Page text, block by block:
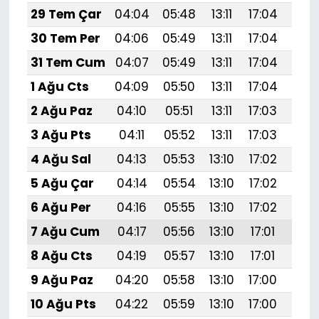
29 Tem Çar
04:04 05:48 13:11 17:04
30 Tem Per
04:06 05:49 13:11 17:04
31 Tem Cum
04:07 05:49 13:11 17:04
1 Ağu Cts
04:09 05:50 13:11 17:04
2 Ağu Paz
04:10 05:51 13:11 17:03
3 Ağu Pts
04:11 05:52 13:11 17:03
4 Ağu Sal
04:13 05:53 13:10 17:02
5 Ağu Çar
04:14 05:54 13:10 17:02
6 Ağu Per
04:16 05:55 13:10 17:02
7 Ağu Cum
04:17 05:56 13:10 17:01
8 Ağu Cts
04:19 05:57 13:10 17:01
9 Ağu Paz
04:20 05:58 13:10 17:00
10 Ağu Pts
04:22 05:59 13:10 17:00